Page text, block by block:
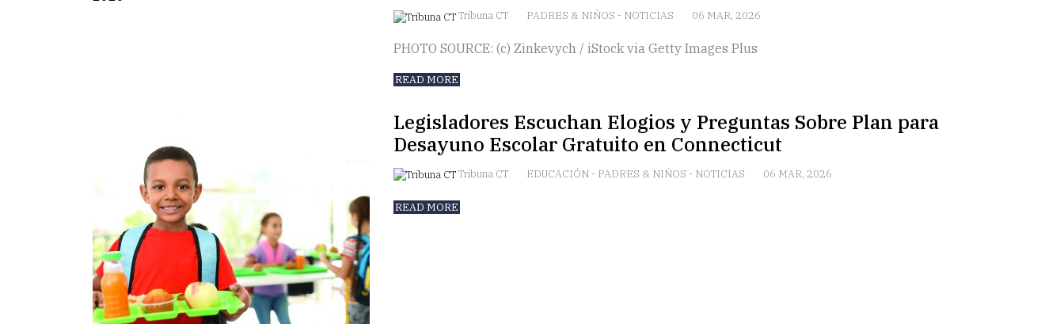
Tribuna CT PADRES & NIÑOS - NOTICIAS 06 MAR, 2026
PHOTO SOURCE: (c) Zinkevych / iStock via Getty Images Plus
READ MORE
Legisladores Escuchan Elogios y Preguntas Sobre Plan para
Desayuno Escolar Gratuito en Connecticut
Tribuna CT EDUCACIÓN - PADRES & NIÑOS - NOTICIAS 06 MAR, 2026
READ MORE